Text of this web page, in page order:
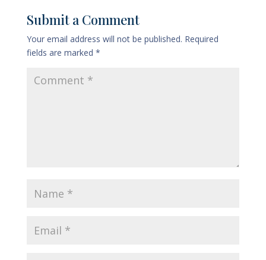
Submit a Comment
Your email address will not be published. Required
fields are marked *